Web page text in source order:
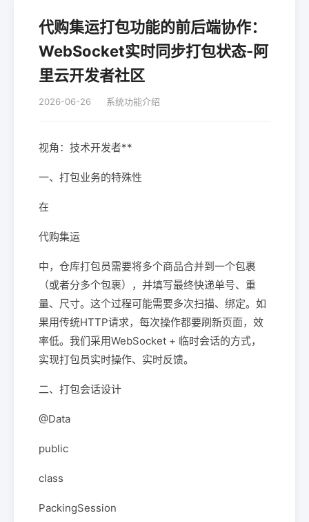
代购集运打包功能的前后端协作：
WebSocket实时同步打包状态-阿
里云开发者社区
2026-06-26 系统功能介绍
视角：技术开发者**
一、打包业务的特殊性
在
代购集运
中，仓库打包员需要将多个商品合并到一个包裹
（或者分多个包裹），并填写最终快递单号、重
量、尺寸。这个过程可能需要多次扫描、绑定。如
果用传统HTTP请求，每次操作都要刷新页面，效
率低。我们采用WebSocket + 临时会话的方式，
实现打包员实时操作、实时反馈。
二、打包会话设计
@Data
public
class
PackingSession